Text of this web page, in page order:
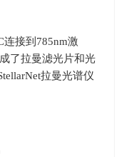
连接到 785nm激
了拉曼滤光片和光
拉曼光谱仪